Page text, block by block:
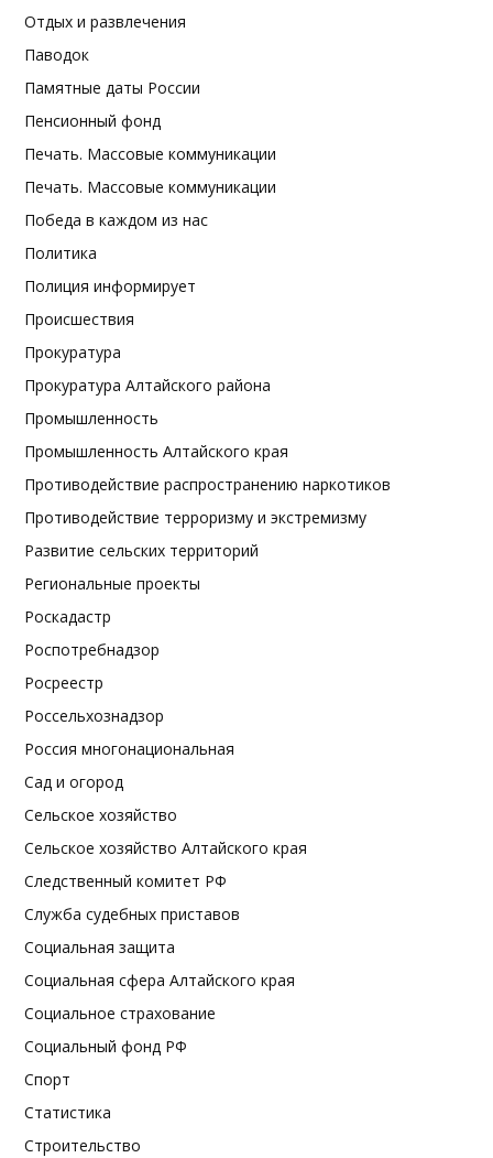
Отдых и развлечения
Паводок
Памятные даты России
Пенсионный фонд
Печать. Массовые коммуникации
Печать. Массовые коммуникации
Победа в каждом из нас
Политика
Полиция информирует
Происшествия
Прокуратура
Прокуратура Алтайского района
Промышленность
Промышленность Алтайского края
Противодействие распространению наркотиков
Противодействие терроризму и экстремизму
Развитие сельских территорий
Региональные проекты
Роскадастр
Роспотребнадзор
Росреестр
Россельхознадзор
Россия многонациональная
Сад и огород
Сельское хозяйство
Сельское хозяйство Алтайского края
Следственный комитет РФ
Служба судебных приставов
Социальная защита
Социальная сфера Алтайского края
Социальное страхование
Социальный фонд РФ
Спорт
Статистика
Строительство